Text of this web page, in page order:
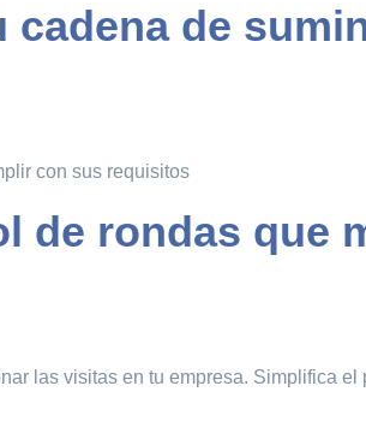
cadena de
con sus requisitos
de rondas que
las visitas en tu empresa. Simplifica el